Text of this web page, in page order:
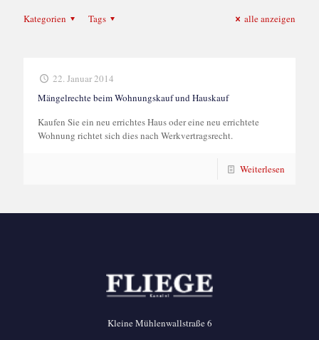
Kategorien Tags alle anzeigen
22. Januar 2014
Mängelrechte beim Wohnungskauf und Hauskauf
Kaufen Sie ein neu errichtes Haus oder eine neu errichtete
Wohnung richtet sich dies nach Werkvertragsrecht.
Weiterlesen
Kleine Mühlenwallstraße 6